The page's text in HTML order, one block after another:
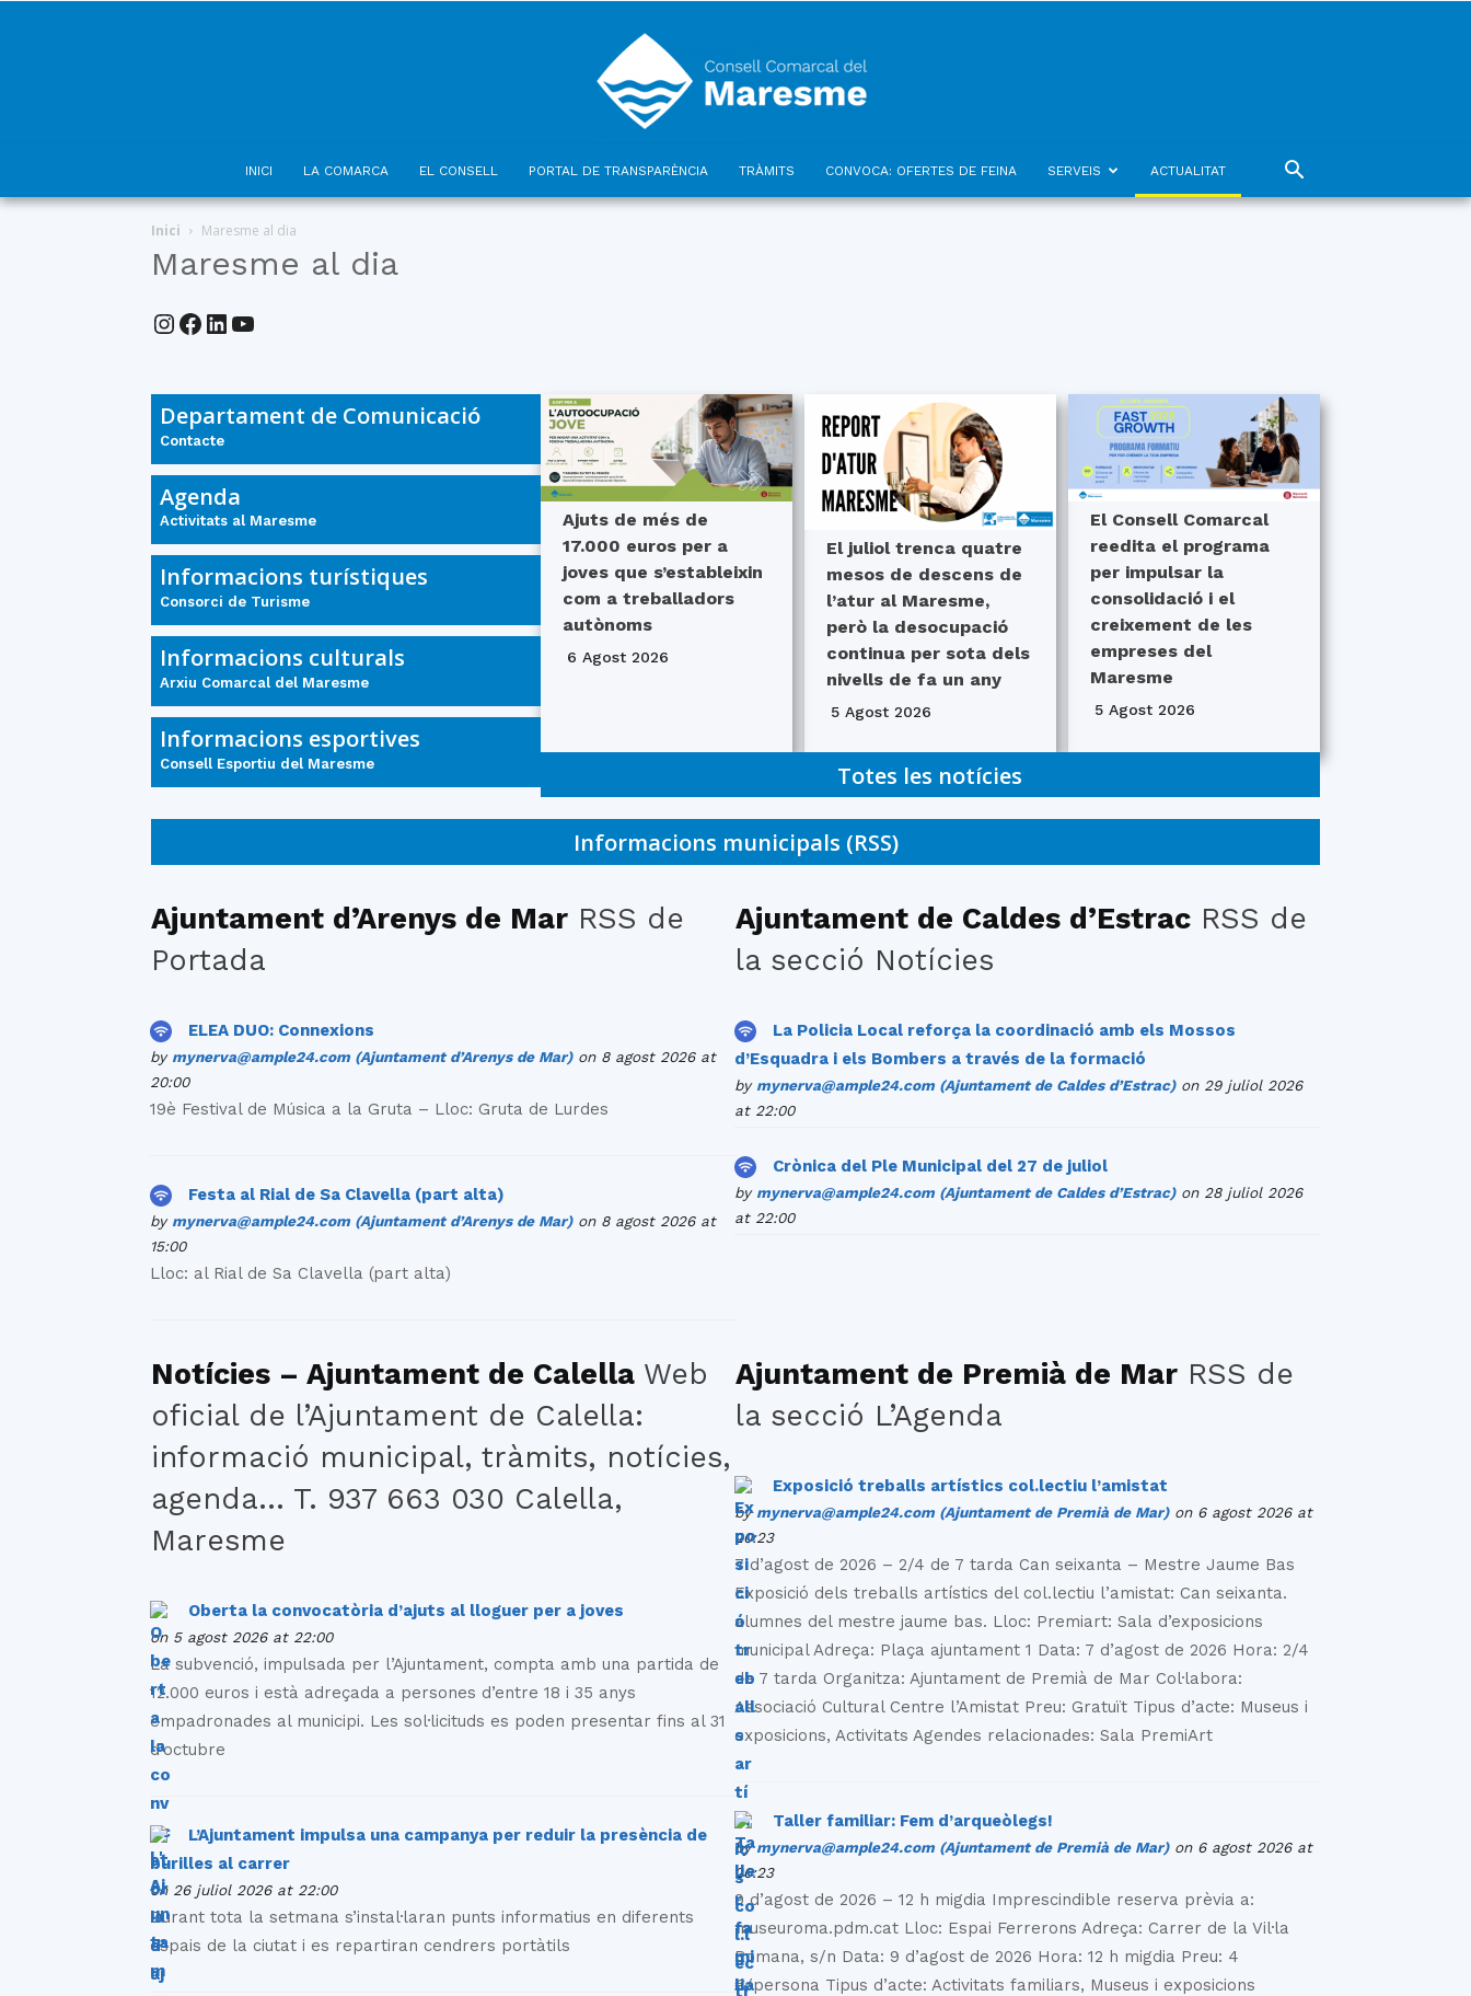
del
INICI LA COMARCA EL CONSELL PORTAL DE TRANSPARÈNCIA TRÀMITS CONVOCA: OFERTES DE FEINA SERVEIS ACTUALITAT
Inici Maresme al dia
Maresme al dia
Instagram
Facebook
LinkedIn
YouTube
Departament de Comunicació
Contacte
Agenda
Activitats al Maresme
Informacions turístiques
Consorci de Turisme
Informacions culturals
Arxiu Comarcal del Maresme
Informacions esportives
Consell Esportiu del Maresme
Ajuts de més de
17.000 euros per a
joves que s’estableixin
com a treballadors
autònoms
6 Agost 2026
El juliol trenca quatre
mesos de descens de
l’atur al Maresme,
però la desocupació
continua per sota dels
nivells de fa un any
5 Agost 2026
El Consell Comarcal
reedita el programa
per impulsar la
consolidació i el
creixement de les
empreses del
Maresme
5 Agost 2026
Totes les notícies
Informacions municipals (RSS)
Ajuntament d’Arenys de Mar RSS de
Portada
ELEA DUO: Connexions
by mynerva@ample24.com (Ajuntament d’Arenys de Mar)on 8 agost 2026 at
20:00
19è Festival de Música a la Gruta – Lloc: Gruta de Lurdes
Festa al Rial de Sa Clavella (part alta)
by mynerva@ample24.com (Ajuntament d’Arenys de Mar)on 8 agost 2026 at
15:00
Lloc: al Rial de Sa Clavella (part alta)
Ajuntament de Caldes d’Estrac RSS de
la secció Notícies
La Policia Local reforça la coordinació amb els Mossos
d’Esquadra i els Bombers a través de la formació
by mynerva@ample24.com (Ajuntament de Caldes d’Estrac)on 29 juliol 2026
at 22:00
Crònica del Ple Municipal del 27 de juliol
by mynerva@ample24.com (Ajuntament de Caldes d’Estrac)on 28 juliol 2026
at 22:00
Notícies – Ajuntament de Calella Web
oficial de l’Ajuntament de Calella:
informació municipal, tràmits, notícies,
agenda… T. 937 663 030 Calella,
Maresme
Oberta la convocatòria d’ajuts al lloguer per a joves
on 5 agost 2026 at 22:00
La subvenció, impulsada per l’Ajuntament, compta amb una partida de
12.000 euros i està adreçada a persones d’entre 18 i 35 anys
empadronades al municipi. Les sol·licituds es poden presentar fins al 31
d’octubre
L’Ajuntament impulsa una campanya per reduir la presència de
burilles al carrer
on 26 juliol 2026 at 22:00
Durant tota la setmana s’instal·laran punts informatius en diferents
espais de la ciutat i es repartiran cendrers portàtils
Ajuntament de Premià de Mar RSS de
la secció L’Agenda
Exposició treballs artístics col.lectiu l’amistat
bymynerva@ample24.com (Ajuntament de Premià de Mar)on 6 agost 2026 at
20:23
7 d’agost de 2026 – 2/4 de 7 tarda Can seixanta – Mestre Jaume Bas
Exposició dels treballs artístics del col.lectiu l’amistat: Can seixanta.
alumnes del mestre jaume bas. Lloc: Premiart: Sala d’exposicions
municipal Adreça: Plaça ajuntament 1 Data: 7 d’agost de 2026 Hora: 2/4
de 7 tarda Organitza: Ajuntament de Premià de Mar Col·labora:
Associació Cultural Centre l’Amistat Preu: Gratuït Tipus d’acte: Museus i
exposicions, Activitats Agendes relacionades: Sala PremiArt
Taller familiar: Fem d’arqueòlegs!
bymynerva@ample24.com (Ajuntament de Premià de Mar)on 6 agost 2026 at
20:23
9 d’agost de 2026 – 12 h migdia Imprescindible reserva prèvia a:
museuroma.pdm.cat Lloc: Espai Ferrerons Adreça: Carrer de la Vil·la
Romana, s/n Data: 9 d’agost de 2026 Hora: 12 h migdia Preu: 4
€/persona Tipus d’acte: Activitats familiars, Museus i exposicions